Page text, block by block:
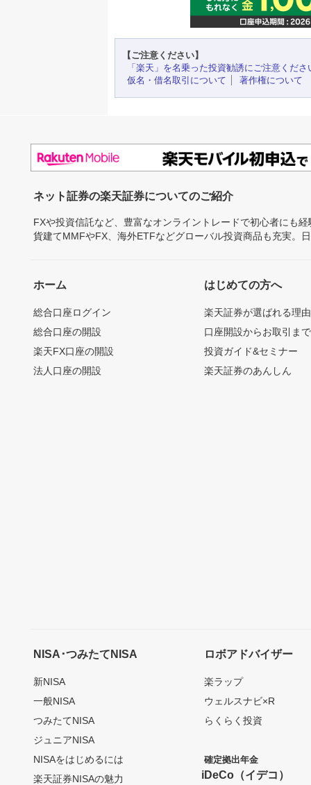
【ご注意ください】
「楽天」を名乗った投資勧誘にご注意くださ
仮名・借名取引について
著作権について
ネット証券の楽天証券についてのご紹介
FXや投資信託など、豊富なオンライントレードで初心者にも
貨建てMMFやFX、海外ETFなどグローバル投資商品も充実。
ホーム
総合口座ログイン
総合口座の開設
楽天FX口座の開設
法人口座の開設
はじめての方へ
楽天証券が選ばれる理由
口座開設からお取引ま
投資ガイド&セミナー
楽天証券のあんしん
NISA･つみたてNISA
新NISA
一般NISA
つみたてNISA
ジュニアNISA
NISAをはじめるには
楽天証券NISAの魅力
ロボアドバイザー
楽ラップ
ウェルスナビ×R
らくらく投資
確定拠出年金
iDeCo（イデコ）